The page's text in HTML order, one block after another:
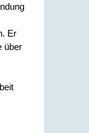
Er
über